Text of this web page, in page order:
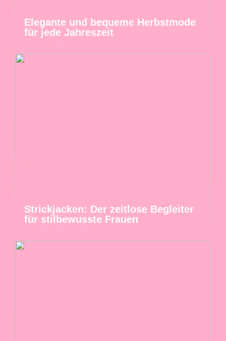
Elegante und bequeme Herbstmode
für jede Jahreszeit
Strickjacken: Der zeitlose Begleiter
für stilbewusste Frauen